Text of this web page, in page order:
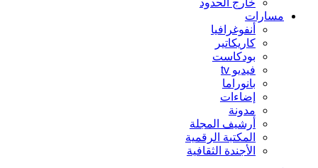
مسارات
أنفوغرافيا
كاريكاتير
بودكاست
فيديو tv
بانوراما
إضاءات
مدونة
أرشيف المجلة
المكتبة الرقمية
الأجندة الثقافية